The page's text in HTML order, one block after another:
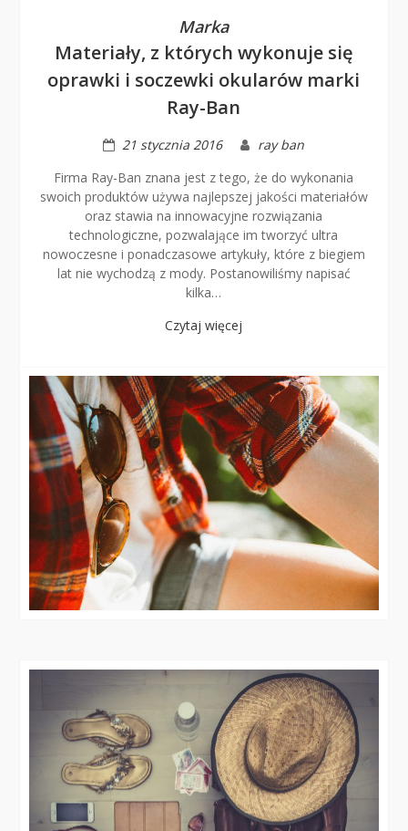
Marka
Materiały, z których wykonuje się
oprawki i soczewki okularów marki
Ray-Ban
21 stycznia 2016
ray ban
Firma Ray-Ban znana jest z tego, że do wykonania
swoich produktów używa najlepszej jakości materiałów
oraz stawia na innowacyjne rozwiązania
technologiczne, pozwalające im tworzyć ultra
nowoczesne i ponadczasowe artykuły, które z biegiem
lat nie wychodzą z mody. Postanowiliśmy napisać
kilka…
Czytaj więcej